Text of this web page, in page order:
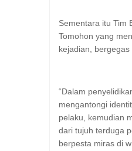
Sementara itu Tim
Tomohon yang
kejadian, bergegas
“Dalam
mengantongi
pelaku, kemudian
dari tujuh terduga
berpesta miras di